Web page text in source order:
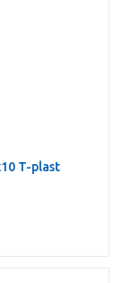
T-plast